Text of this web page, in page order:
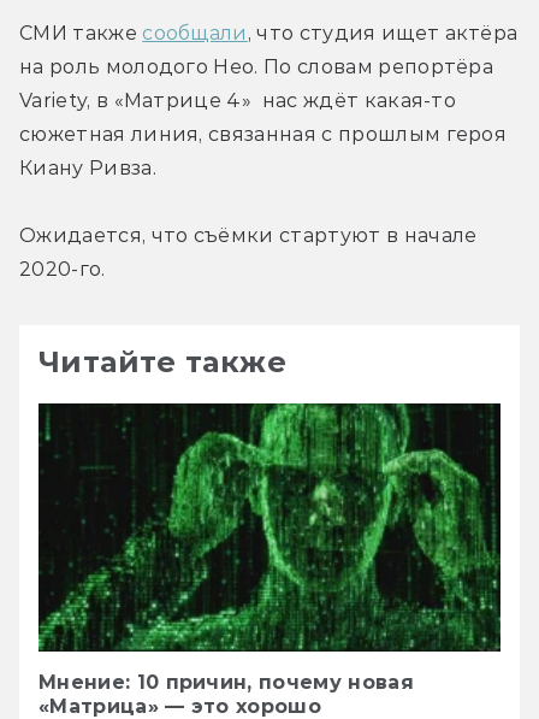
СМИ также сообщали , что студия ищет актёра
на роль молодого Нео. По словам репортёра
Variety, в «Матрице 4»  нас ждёт какая-то
сюжетная линия, связанная с прошлым героя
Киану Ривза.
Ожидается, что съёмки стартуют в начале
2020-го.
Читайте также
Мнение: 10 причин, почему новая
«Матрица» — это хорошо